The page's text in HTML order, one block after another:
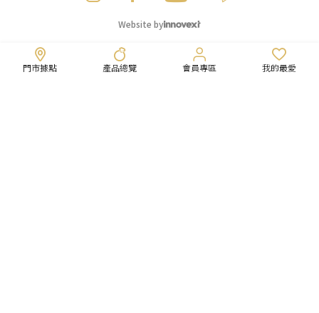
門市據點 產品總覽 會員專區 我的最愛
Website by